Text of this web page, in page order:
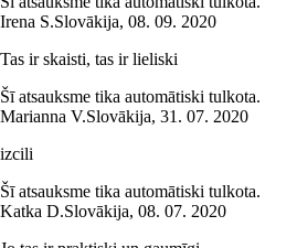
Irena S.Slovākija, 08. 09. 2020
Tas ir skaisti, tas ir lieliski
Šī atsauksme tika automātiski tulkota.
Marianna V.Slovākija, 31. 07. 2020
izcili
Šī atsauksme tika automātiski tulkota.
Katka D.Slovākija, 08. 07. 2020